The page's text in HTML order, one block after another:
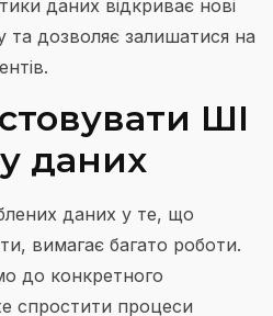
даних відкриває нові
та дозволяє залишатися на
ШІ
даних
даних у те, що
вимагає багато роботи.
до конкретного
спростити процеси